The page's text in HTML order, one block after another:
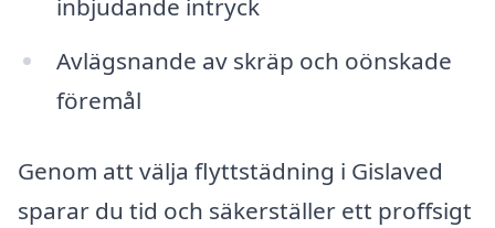
inbjudande intryck
Avlägsnande av skräp och oönskade
föremål
Genom att välja flyttstädning i Gislaved
sparar du tid och säkerställer ett proffsigt